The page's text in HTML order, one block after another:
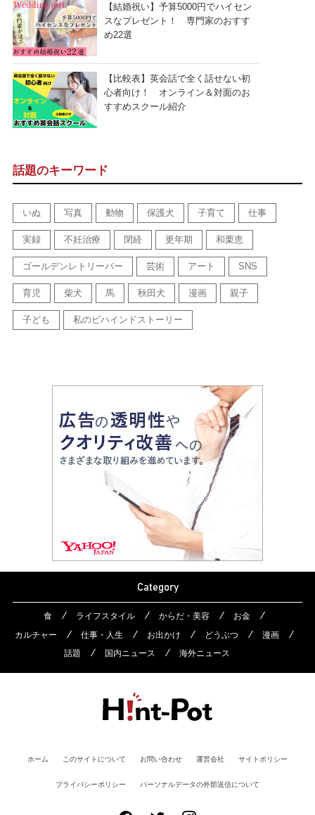
【結婚祝い】予算5000円でハイセン
スなプレゼント！ 専門家のおすす
め22選
【比較表】英会話で全く話せない初
心者向け！ オンライン＆対面のお
すすめスクール紹介
話題のキーワード
いぬ 写真 動物 保護犬 子育て 仕事
実録 不妊治療 閉経 更年期 和栗恵
ゴールデンレトリーバー 芸術 アート SNS
育児 柴犬 馬 秋田犬 漫画 親子
子ども 私のビハインドストーリー
Category
食 ライフスタイル からだ・美容
お金
カルチャー
仕事・人生 お出かけ どうぶつ
漫画
話題
国内ニュース 海外ニュース
ホーム このサイトについて お問い合わせ 運営会社 サイトポリシー
プライバシーポリシー パーソナルデータの外部送信について